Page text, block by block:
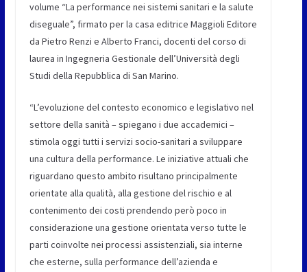
volume “La performance nei sistemi sanitari e la salute
diseguale”, firmato per la casa editrice Maggioli Editore
da Pietro Renzi e Alberto Franci, docenti del corso di
laurea in Ingegneria Gestionale dell’Università degli
Studi della Repubblica di San Marino.
“L’evoluzione del contesto economico e legislativo nel
settore della sanità – spiegano i due accademici –
stimola oggi tutti i servizi socio-sanitari a sviluppare
una cultura della performance. Le iniziative attuali che
riguardano questo ambito risultano principalmente
orientate alla qualità, alla gestione del rischio e al
contenimento dei costi prendendo però poco in
considerazione una gestione orientata verso tutte le
parti coinvolte nei processi assistenziali, sia interne
che esterne, sulla performance dell’azienda e